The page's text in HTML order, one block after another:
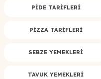
PIDE TARIFLERI
PIZZA TARIFLERI
SEBZE YEMEKLERI
TAVUK YEMEKLERI